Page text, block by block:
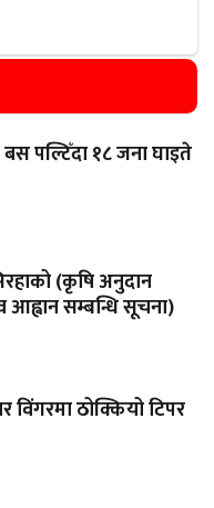
पल्टिँदा १८ जना घाइते
(कृषि अनुदान
आह्वान सम्बन्धि सूचना)
विंगरमा ठोक्कियो टिपर